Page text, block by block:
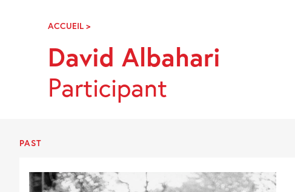
NavigationACCUEIL >DAVID
David Albahari
Participant
PAST